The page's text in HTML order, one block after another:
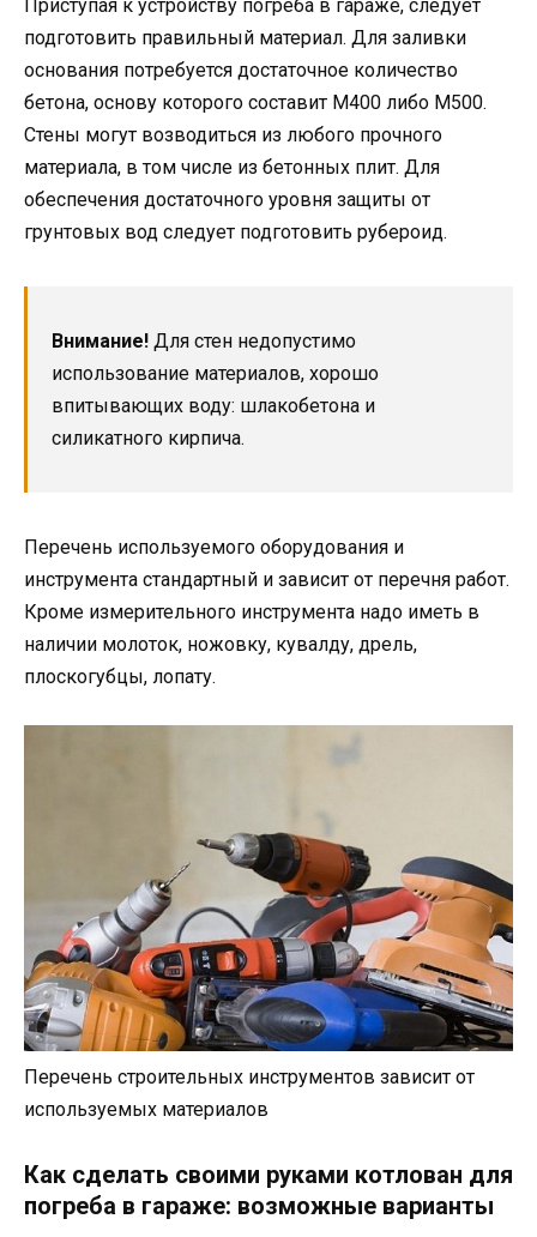
Приступая к устройству погреба в гараже, следует
подготовить правильный материал. Для заливки
основания потребуется достаточное количество
бетона, основу которого составит М400 либо М500.
Стены могут возводиться из любого прочного
материала, в том числе из бетонных плит. Для
обеспечения достаточного уровня защиты от
грунтовых вод следует подготовить рубероид.
Внимание! Для стен недопустимо
использование материалов, хорошо
впитывающих воду: шлакобетона и
силикатного кирпича.
Перечень используемого оборудования и
инструмента стандартный и зависит от перечня работ.
Кроме измерительного инструмента надо иметь в
наличии молоток, ножовку, кувалду, дрель,
плоскогубцы, лопату.
Перечень строительных инструментов зависит от
используемых материалов
Как сделать своими руками котлован для
погреба в гараже: возможные варианты